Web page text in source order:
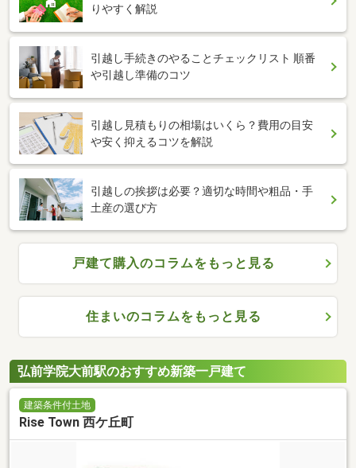
りやすく解説
引越し手続きのやることチェックリスト 順番
や引越し準備のコツ
引越し見積もりの相場はいくら？費用の目安
や安く抑えるコツを解説
引越しの挨拶は必要？適切な時間や粗品・手
土産の選び方
戸建て購入のコラムをもっと見る
住まいのコラムをもっと見る
弘前学院大前駅のおすすめ新築一戸建て
建築条件付土地
Rise Town 西ケ丘町